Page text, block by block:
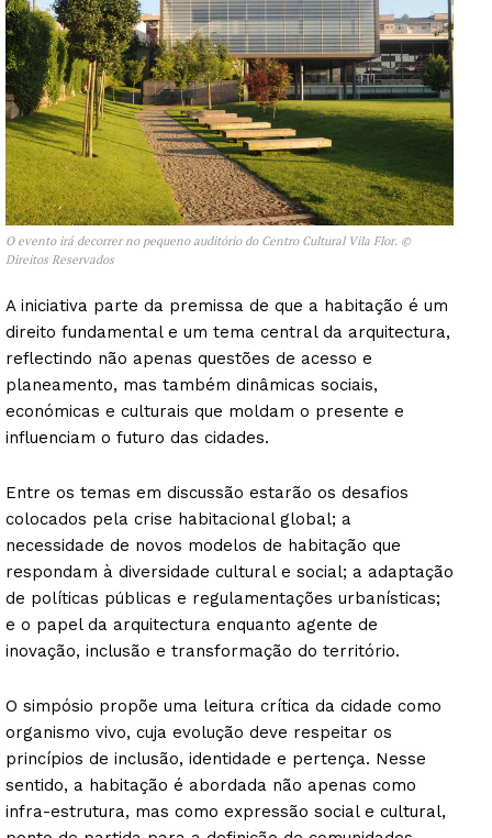
O evento irá decorrer no pequeno auditório do Centro Cultural Vila Flor. ©
Direitos Reservados
A iniciativa parte da premissa de que a habitação é um
direito fundamental e um tema central da arquitectura,
reflectindo não apenas questões de acesso e
planeamento, mas também dinâmicas sociais,
económicas e culturais que moldam o presente e
influenciam o futuro das cidades.
Entre os temas em discussão estarão os desafios
colocados pela crise habitacional global; a
necessidade de novos modelos de habitação que
respondam à diversidade cultural e social; a adaptação
de políticas públicas e regulamentações urbanísticas;
e o papel da arquitectura enquanto agente de
inovação, inclusão e transformação do território.
O simpósio propõe uma leitura crítica da cidade como
organismo vivo, cuja evolução deve respeitar os
princípios de inclusão, identidade e pertença. Nesse
sentido, a habitação é abordada não apenas como
infra-estrutura, mas como expressão social e cultural,